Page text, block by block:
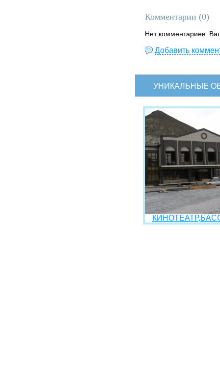
Комментарии (0)
Нет комментариев.
Добавить
УНИКАЛЬНЫЕ